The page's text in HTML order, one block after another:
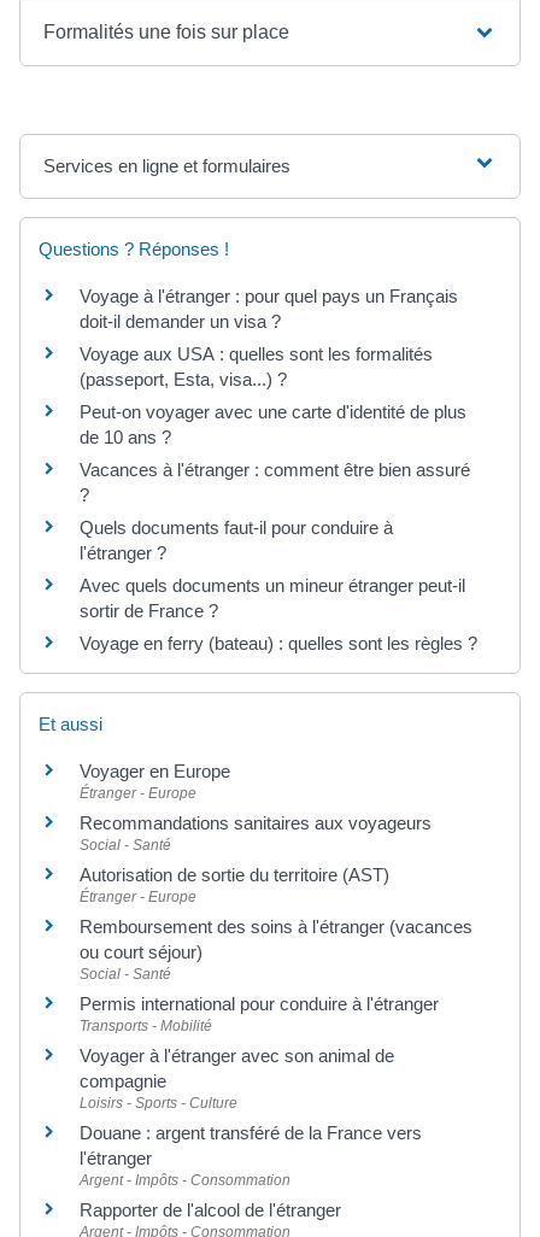
Formalités une fois sur place
Services en ligne et formulaires
Questions ? Réponses !
Voyage à l'étranger : pour quel pays un Français
doit-il demander un visa ?
Voyage aux USA : quelles sont les formalités
(passeport, Esta, visa...) ?
Peut-on voyager avec une carte d'identité de plus
de 10 ans ?
Vacances à l'étranger : comment être bien assuré
?
Quels documents faut-il pour conduire à
l'étranger ?
Avec quels documents un mineur étranger peut-il
sortir de France ?
Voyage en ferry (bateau) : quelles sont les règles ?
Et aussi
Voyager en Europe
Étranger - Europe
Recommandations sanitaires aux voyageurs
Social - Santé
Autorisation de sortie du territoire (AST)
Étranger - Europe
Remboursement des soins à l'étranger (vacances
ou court séjour)
Social - Santé
Permis international pour conduire à l'étranger
Transports - Mobilité
Voyager à l'étranger avec son animal de
compagnie
Loisirs - Sports - Culture
Douane : argent transféré de la France vers
l'étranger
Argent - Impôts - Consommation
Rapporter de l'alcool de l'étranger
Argent - Impôts - Consommation